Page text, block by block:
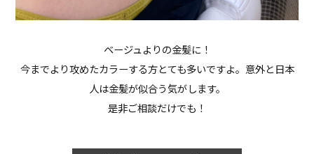
ベージュよりの金髪に！
今までより攻めたカラーする方とても多いですよ。意外と日本
人は金髪が似合う気がします。
是非ご相談だけでも！